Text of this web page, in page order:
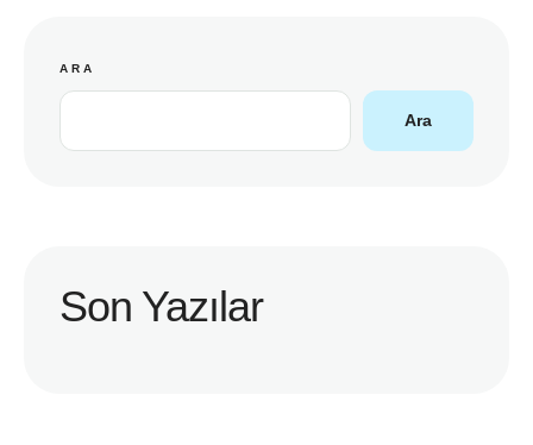
ARA
Ara
Son Yazılar